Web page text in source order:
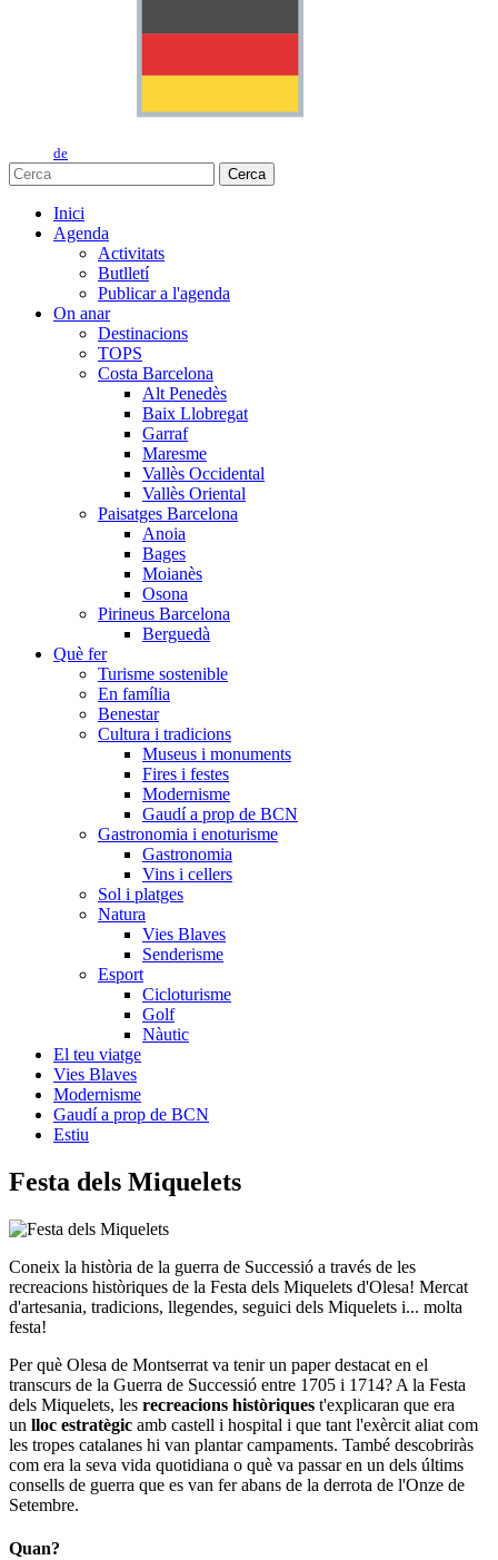
de
Cerca
Inici
Agenda
Activitats
Butlletí
Publicar a l'agenda
On anar
Destinacions
TOPS
Costa Barcelona
Alt Penedès
Baix Llobregat
Garraf
Maresme
Vallès Occidental
Vallès Oriental
Paisatges Barcelona
Anoia
Bages
Moianès
Osona
Pirineus Barcelona
Berguedà
Què fer
Turisme sostenible
En família
Benestar
Cultura i tradicions
Museus i monuments
Fires i festes
Modernisme
Gaudí a prop de BCN
Gastronomia i enoturisme
Gastronomia
Vins i cellers
Sol i platges
Natura
Vies Blaves
Senderisme
Esport
Cicloturisme
Golf
Nàutic
El teu viatge
Vies Blaves
Modernisme
Gaudí a prop de BCN
Estiu
Festa dels Miquelets
Coneix la història de la guerra de Successió a través de les
recreacions històriques de la Festa dels Miquelets d'Olesa! Mercat
d'artesania, tradicions, llegendes, seguici dels Miquelets i... molta
festa!
Per què Olesa de Montserrat va tenir un paper destacat en el
transcurs de la Guerra de Successió entre 1705 i 1714? A la Festa
dels Miquelets, les recreacions històriques t'explicaran que era
un lloc estratègic amb castell i hospital i que tant l'exèrcit aliat com
les tropes catalanes hi van plantar campaments. També descobriràs
com era la seva vida quotidiana o què va passar en un dels últims
consells de guerra que es van fer abans de la derrota de l'Onze de
Setembre.
Quan?